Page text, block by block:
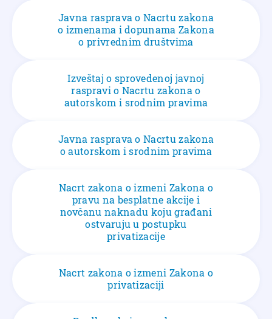
Javna rasprava o Nacrtu zakona
o izmenama i dopunama Zakona
o privrednim društvima
Izveštaj o sprovedenoj javnoj
raspravi o Nacrtu zakona o
autorskom i srodnim pravima
Javna rasprava o Nacrtu zakona
o autorskom i srodnim pravima
Nacrt zakona o izmeni Zakona o
pravu na besplatne akcije i
novčanu naknadu koju građani
ostvaruju u postupku
privatizacije
Nacrt zakona o izmeni Zakona o
privatizaciji